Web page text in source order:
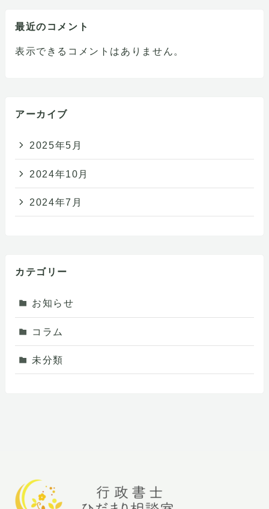
最近のコメント
表示できるコメントはありません。
アーカイブ
2025年5月
2024年10月
2024年7月
カテゴリー
お知らせ
コラム
未分類